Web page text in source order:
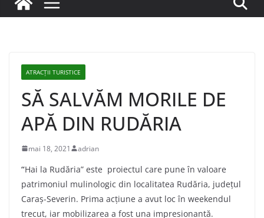
ATRACȚII TURISTICE
SĂ SALVĂM MORILE DE
APĂ DIN RUDĂRIA
mai 18, 2021 adrian
“Hai la Rudăria” este proiectul care pune în valoare
patrimoniul mulinologic din localitatea Rudăria, judeţul
Caraş-Severin. Prima acțiune a avut loc în weekendul
trecut, iar mobilizarea a fost una impresionantă.